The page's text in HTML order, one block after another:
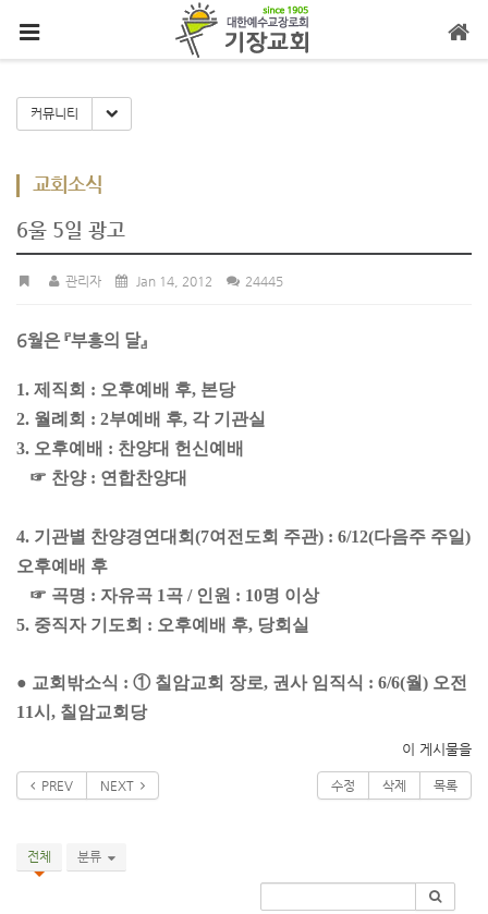
커뮤니티 Toggle Dropdown
교회소식
6울 5일 광고
관리자 Jan 14, 2012 24445
6월은 『부흥의 달』
1. 제직회 : 오후예배 후, 본당
2. 월례회 : 2부예배 후, 각 기관실
3. 오후예배 : 찬양대 헌신예배
☞ 찬양 : 연합찬양대
4. 기관별 찬양경연대회(7여전도회 주관) : 6/12(다음주 주일)
오후예배 후
☞ 곡명 : 자유곡 1곡 / 인원 : 10명 이상
5. 중직자 기도회 : 오후예배 후, 당회실
● 교회밖소식 : ① 칠암교회 장로, 권사 임직식 : 6/6(월) 오전
11시, 칠암교회당
이 게시물을
PREV NEXT 수정 삭제 목록
전체 분류